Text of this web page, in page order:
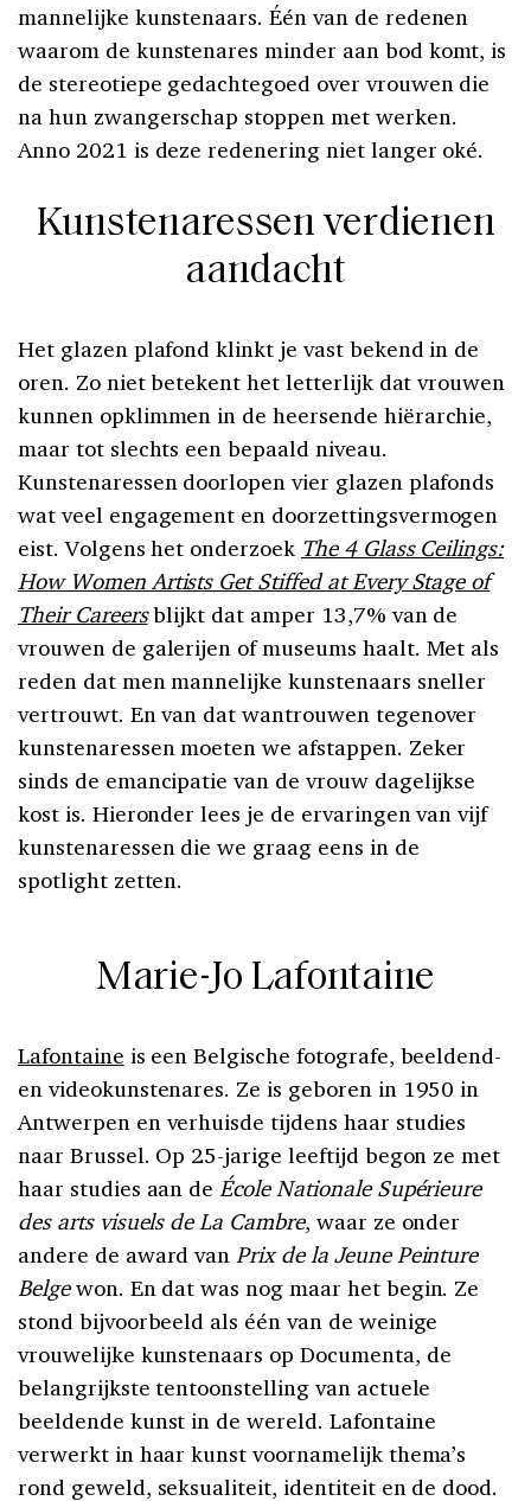
mannelijke kunstenaars. Één van de redenen
waarom de kunstenares minder aan bod komt, is
de stereotiepe gedachtegoed over vrouwen die
na hun zwangerschap stoppen met werken.
Anno 2021 is deze redenering niet langer oké.
Kunstenaressen verdienen
aandacht
Het glazen plafond klinkt je vast bekend in de
oren. Zo niet betekent het letterlijk dat vrouwen
kunnen opklimmen in de heersende hiërarchie,
maar tot slechts een bepaald niveau.
Kunstenaressen doorlopen vier glazen plafonds
wat veel engagement en doorzettingsvermogen
eist. Volgens het onderzoek The 4 Glass Ceilings:
How Women Artists Get Stiffed at Every Stage of
Their Careersblijkt dat amper 13,7% van de
vrouwen de galerijen of museums haalt. Met als
reden dat men mannelijke kunstenaars sneller
vertrouwt. En van dat wantrouwen tegenover
kunstenaressen moeten we afstappen. Zeker
sinds de emancipatie van de vrouw dagelijkse
kost is. Hieronder lees je de ervaringen van vijf
kunstenaressen die we graag eens in de
spotlight zetten.
Marie-Jo Lafontaine
Lafontaine is een Belgische fotografe, beeldend-
en videokunstenares. Ze is geboren in 1950 in
Antwerpen en verhuisde tijdens haar studies
naar Brussel. Op 25-jarige leeftijd begon ze met
haar studies aan deÉcole Nationale Supérieure
des arts visuels de La Cambre, waar ze onder
andere de award vanPrix de la Jeune Peinture
Belgewon. En dat was nog maar het begin. Ze
stond bijvoorbeeld als één van de weinige
vrouwelijke kunstenaars op Documenta, de
belangrijkste tentoonstelling van actuele
beeldende kunst in de wereld. Lafontaine
verwerkt in haar kunst voornamelijk thema’s
rond geweld, seksualiteit, identiteit en de dood.